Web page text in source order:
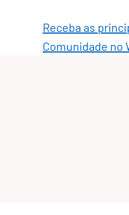
Receba as
Comunidade no